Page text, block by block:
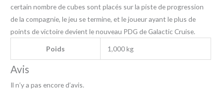
certain nombre de cubes sont placés sur la piste de progression
de la compagnie, le jeu se termine, et le joueur ayant le plus de
points de victoire devient le nouveau PDG de Galactic Cruise.
Poids 1,000 kg
Avis
Il n’y a pas encore d’avis.